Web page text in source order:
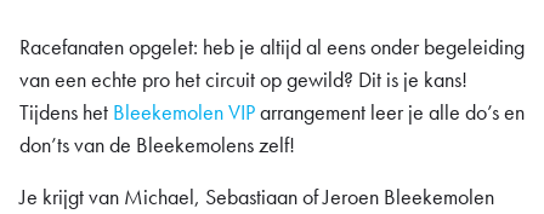
Racefanaten opgelet: heb je altijd al eens onder begeleiding
van een echte pro het circuit op gewild? Dit is je kans!
Tijdens het Bleekemolen VIParrangement leer je alle do’s en
don’ts van de Bleekemolens zelf!
Je krijgt van Michael, Sebastiaan of Jeroen Bleekemolen